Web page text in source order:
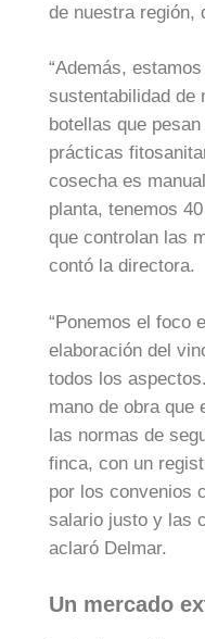
de nuestra región,
“Además,
sustentabilidad de
botellas que
prácticas
cosecha es
planta, tenemos
que controlan las
contó la directora.
“Ponemos el foco
elaboración del
todos los
mano de obra que
las normas de
finca, con un
por los convenios
salario justo y las
aclaró Delmar.
Un mercado